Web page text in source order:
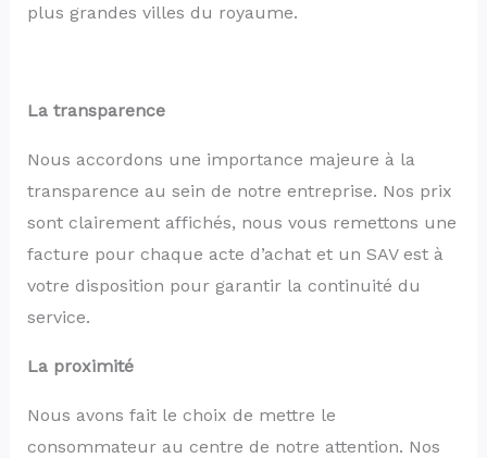
plus grandes villes du royaume.
La transparence
Nous accordons une importance majeure à la
transparence au sein de notre entreprise. Nos prix
sont clairement affichés, nous vous remettons une
facture pour chaque acte d’achat et un SAV est à
votre disposition pour garantir la continuité du
service.
La proximité
Nous avons fait le choix de mettre le
consommateur au centre de notre attention. Nos